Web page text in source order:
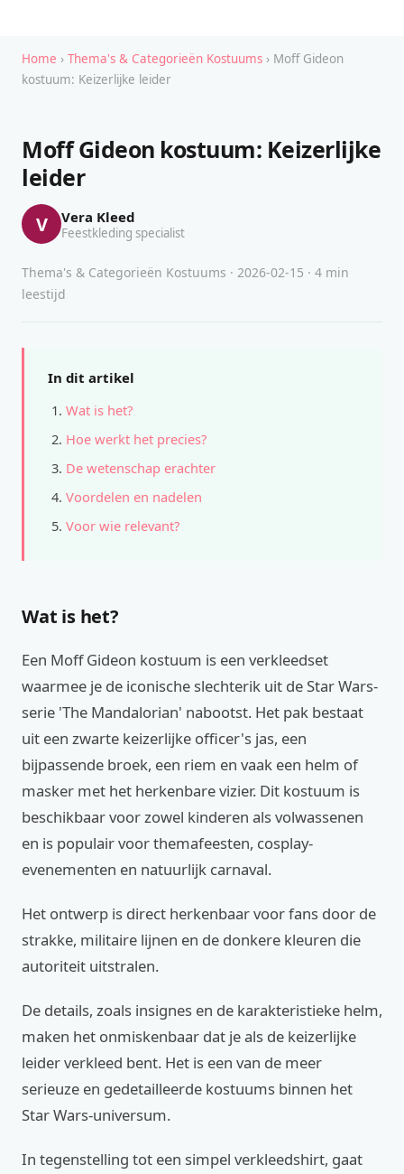
Home › Thema's & Categorieën Kostuums › Moff Gideon
kostuum: Keizerlijke leider
Moff Gideon kostuum: Keizerlijke
leider
V Vera Kleed
Feestkleding specialist
Thema's & Categorieën Kostuums · 2026-02-15 · 4 min
leestijd
In dit artikel
Wat is het?
Hoe werkt het precies?
De wetenschap erachter
Voordelen en nadelen
Voor wie relevant?
Wat is het?
Een Moff Gideon kostuum is een verkleedset
waarmee je de iconische slechterik uit de Star Wars-
serie 'The Mandalorian' nabootst. Het pak bestaat
uit een zwarte keizerlijke officer's jas, een
bijpassende broek, een riem en vaak een helm of
masker met het herkenbare vizier. Dit kostuum is
beschikbaar voor zowel kinderen als volwassenen
en is populair voor themafeesten, cosplay-
evenementen en natuurlijk carnaval.
Het ontwerp is direct herkenbaar voor fans door de
strakke, militaire lijnen en de donkere kleuren die
autoriteit uitstralen.
De details, zoals insignes en de karakteristieke helm,
maken het onmiskenbaar dat je als de keizerlijke
leider verkleed bent. Het is een van de meer
serieuze en gedetailleerde kostuums binnen het
Star Wars-universum.
In tegenstelling tot een simpel verkleedshirt, gaat